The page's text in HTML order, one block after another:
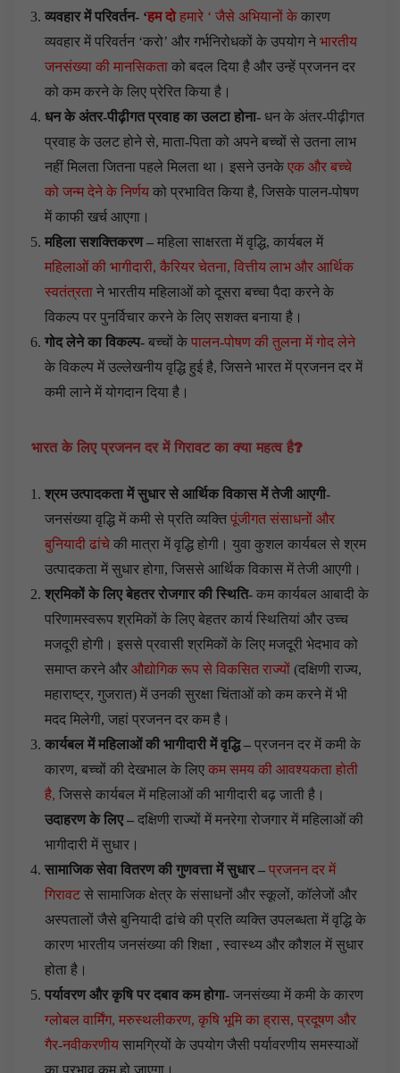
व्यवहार में परिवर्तन- ‘हम दोहमारे ‘ जैसे अभियानों के कारण
व्यवहार में परिवर्तन ‘करो’ और गर्भनिरोधकों के उपयोग ने भारतीय
जनसंख्या की मानसिकता को बदल दिया है और उन्हें प्रजनन दर
को कम करने के लिए प्रेरित किया है।
धन के अंतर-पीढ़ीगत प्रवाह का उलटा होना- धन के अंतर-पीढ़ीगत
प्रवाह के उलट होने से, माता-पिता को अपने बच्चों से उतना लाभ
नहीं मिलता जितना पहले मिलता था। इसने उनके एक और बच्चे
को जन्म देने के निर्णय को प्रभावित किया है, जिसके पालन-पोषण
में काफी खर्च आएगा।
महिला सशक्तिकरण – महिला साक्षरता में वृद्धि, कार्यबल में
महिलाओं की भागीदारी, कैरियर चेतना, वित्तीय लाभ और आर्थिक
स्वतंत्रता ने भारतीय महिलाओं को दूसरा बच्चा पैदा करने के
विकल्प पर पुनर्विचार करने के लिए सशक्त बनाया है।
गोद लेने का विकल्प- बच्चों के पालन-पोषण की तुलना में गोद लेने
के विकल्प में उल्लेखनीय वृद्धि हुई है, जिसने भारत में प्रजनन दर में
कमी लाने में योगदान दिया है।
भारत के लिए प्रजनन दर में गिरावट का क्या महत्व है?
श्रम उत्पादकता में सुधार से आर्थिक विकास में तेजी आएगी-
जनसंख्या वृद्धि में कमी से प्रति व्यक्ति पूंजीगत संसाधनों और
बुनियादी ढांचे की मात्रा में वृद्धि होगी। युवा कुशल कार्यबल से श्रम
उत्पादकता में सुधार होगा, जिससे आर्थिक विकास में तेजी आएगी।
श्रमिकों के लिए बेहतर रोजगार की स्थिति- कम कार्यबल आबादी के
परिणामस्वरूप श्रमिकों के लिए बेहतर कार्य स्थितियां और उच्च
मजदूरी होगी। इससे प्रवासी श्रमिकों के लिए मजदूरी भेदभाव को
समाप्त करने और औद्योगिक रूप से विकसित राज्यों (दक्षिणी राज्य,
महाराष्ट्र, गुजरात) में उनकी सुरक्षा चिंताओं को कम करने में भी
मदद मिलेगी, जहां प्रजनन दर कम है।
कार्यबल में महिलाओं की भागीदारी में वृद्धि – प्रजनन दर में कमी के
कारण, बच्चों की देखभाल के लिए कम समय की आवश्यकता होती
है, जिससे कार्यबल में महिलाओं की भागीदारी बढ़ जाती है।
उदाहरण के लिए – दक्षिणी राज्यों में मनरेगा रोजगार में महिलाओं की
भागीदारी में सुधार।
सामाजिक सेवा वितरण की गुणवत्ता में सुधार – प्रजनन दर में
गिरावट से सामाजिक क्षेत्र के संसाधनों और स्कूलों, कॉलेजों और
अस्पतालों जैसे बुनियादी ढांचे की प्रति व्यक्ति उपलब्धता में वृद्धि के
कारण भारतीय जनसंख्या की शिक्षा , स्वास्थ्य और कौशल में सुधार
होता है।
पर्यावरण और कृषि पर दबाव कम होगा- जनसंख्या में कमी के कारण
ग्लोबल वार्मिंग, मरुस्थलीकरण, कृषि भूमि का ह्रास, प्रदूषण और
गैर-नवीकरणीय सामग्रियों के उपयोग जैसी पर्यावरणीय समस्याओं
का प्रभाव कम हो जाएगा।